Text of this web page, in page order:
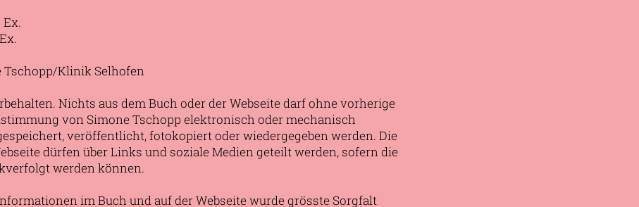
Ex.
Tschopp/Klinik Selhofen
Nichts aus dem Buch oder der Webseite darf ohne vorherige
von Simone Tschopp elektronisch oder mechanisch
veröffentlicht, fotokopiert oder wiedergegeben werden. Die
dürfen über Links und soziale Medien geteilt werden, sofern die
werden können.
im Buch und auf der Webseite wurde grösste Sorgfalt